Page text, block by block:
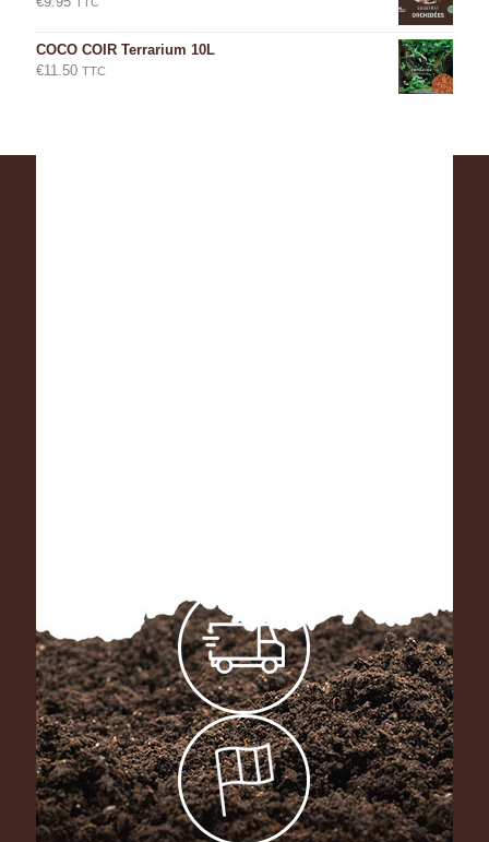
COCO COIR Terrarium 10L
€11.50 TTC